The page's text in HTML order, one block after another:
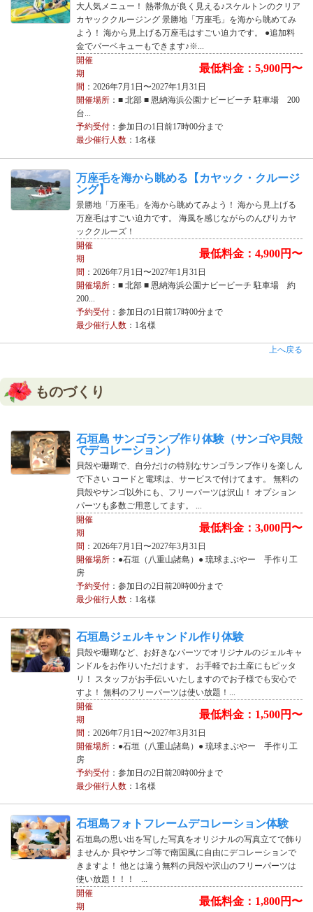
大人気メニュー！ 熱帯魚が良く見える♪スケルトンのクリア
カヤッククルージング 景勝地「万座毛」を海から眺めてみ
よう！ 海から見上げる万座毛はすごい迫力です。 ●追加料
金でバーベキューもできます♪※...
最低料金：5,900円〜
開催
期
間 ：2026年7月1日〜2027年1月31日
開催場所：■ 北部 ■ 恩納海浜公園ナビービーチ 駐車場 200
台...
予約受付：参加日の1日前17時00分まで
最少催行人数：1名様
万座毛を海から眺める【カヤック・クルージ
ング】
景勝地「万座毛」を海から眺めてみよう！ 海から見上げる
万座毛はすごい迫力です。 海風を感じながらのんびりカヤ
ッククルーズ！
最低料金：4,900円〜
開催
期
間 ：2026年7月1日〜2027年1月31日
開催場所：■ 北部 ■ 恩納海浜公園ナビービーチ 駐車場 約
200...
予約受付：参加日の1日前17時00分まで
最少催行人数：1名様
上へ戻る
ものづくり
石垣島 サンゴランプ作り体験（サンゴや貝殻
でデコレーション）
貝殻や珊瑚で、自分だけの特別なサンゴランプ作りを楽しん
で下さい コードと電球は、サービスで付けてます。 無料の
貝殻やサンゴ以外にも、フリーパーツは沢山！ オプション
パーツも多数ご用意してます。 ...
最低料金：3,000円〜
開催
期
間 ：2026年7月1日〜2027年3月31日
開催場所：●石垣（八重山諸島）● 琉球まぶやー 手作り工
房
予約受付：参加日の2日前20時00分まで
最少催行人数：1名様
石垣島ジェルキャンドル作り体験
貝殻や珊瑚など、お好きなパーツでオリジナルのジェルキャ
ンドルをお作りいただけます。 お手軽でお土産にもピッタ
リ！ スタッフがお手伝いいたしますのでお子様でも安心で
すよ！ 無料のフリーパーツは使い放題！...
最低料金：1,500円〜
開催
期
間 ：2026年7月1日〜2027年3月31日
開催場所：●石垣（八重山諸島）● 琉球まぶやー 手作り工
房
予約受付：参加日の2日前20時00分まで
最少催行人数：1名様
石垣島フォトフレームデコレーション体験
石垣島の思い出を写した写真をオリジナルの写真立てで飾り
ませんか 貝やサンゴ等で南国風に自由にデコレーションで
きますよ！ 他とは違う無料の貝殻や沢山のフリーパーツは
使い放題！！！ ...
最低料金：1,800円〜
開催
期